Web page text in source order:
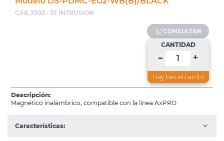
Cód. 3503 - 01 INTRUSION
CONSULTAR
CANTIDAD
– +
Hay 1en el carrito
Descripción:
Magnético inalámbrico, compatible con la línea AxPRO
Características: